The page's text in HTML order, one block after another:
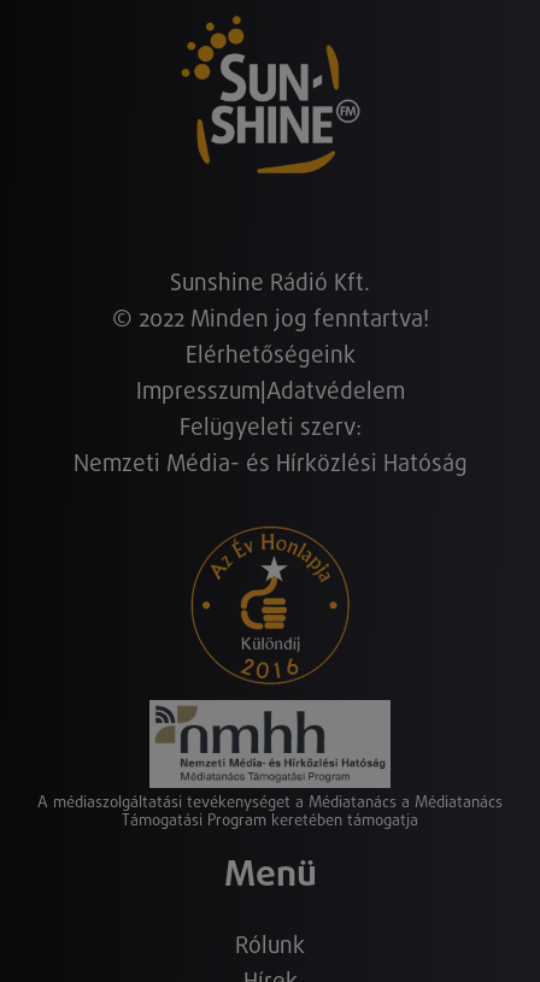
Sunshine Rádió Kft.
© 2022 Minden jog fenntartva!
Elérhetőségeink
Impresszum Adatvédelem
Felügyeleti szerv:
Nemzeti Média- és Hírközlési Hatóság
A médiaszolgáltatási tevékenységet a Médiatanács a Médiatanács
Támogatási Program keretében támogatja
Menü
Rólunk